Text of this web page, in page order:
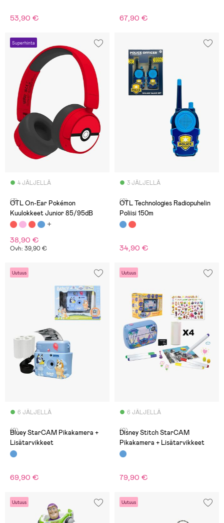
53,90 € 67,90 €
Superhinta
4 JÄLJELLÄ
(3)
OTL On-Ear Pokémon
Kuulokkeet Junior 85/95dB
38,90 €
Ovh: 39,90 €
3 JÄLJELLÄ
(0)
OTL Technologies Radiopuhelin
Poliisi 150m
34,90 €
Uutuus
6 JÄLJELLÄ
(0)
Bluey StarCAM Pikakamera +
Lisätarvikkeet
69,90 €
Uutuus
6 JÄLJELLÄ
(0)
Disney Stitch StarCAM
Pikakamera + Lisätarvikkeet
79,90 €
Uutuus Uutuus